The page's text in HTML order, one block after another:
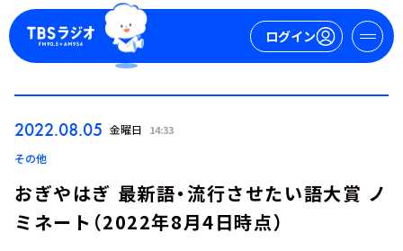
ログイン
2022.08.05 金曜日 14:33
その他
おぎやはぎ 最新語・流行させたい語大賞 ノ
ミネート（2022年8月4日時点）